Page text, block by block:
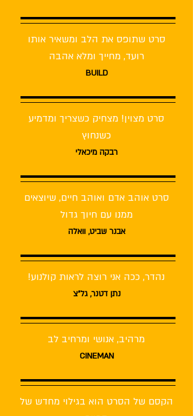
סרט שתופס את הלב ומשאיר אותו
רועד, מחייך ומלא אהבה
BUILD
סרט מצוין! מצחיק כשצריך ומדמיע
כשנחוץ
רבקה מיכאלי
סרט אוהב אדם ואוהב חיים, שיוצאים
ממנו עם חיוך גדול
אבנר שביט, וואלה
נהדר, ככה אני רוצה לראות קולנוע!
נתן דטנר, גל"צ
מרהיב, אנושי ומרחיב לב
CINEMAN
הקסם של הסרט הוא בגילוי מחדש של